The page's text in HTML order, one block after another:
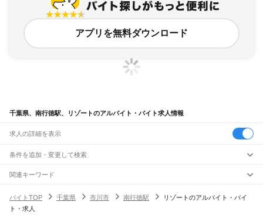
アプリを無料ダウンロード
千葉県、南行徳駅、リゾートのアルバイト・バイト求人情報
求人の詳細を表示
条件を追加・変更して検索
市区町村を追加・変更
千葉県すべて
千葉市
駅を追加・変更
関連キーワード
バイトTOP
千葉県 市川市 南行徳駅
リゾートのアルバイト・バイ
ト・求人